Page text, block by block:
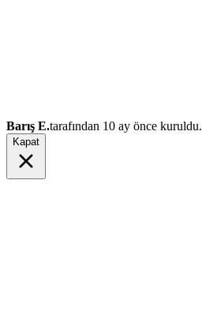
Barış E.tarafından 10 ay önce kuruldu.
Kapat